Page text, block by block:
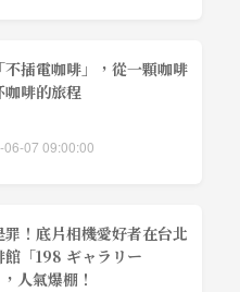
不插電咖啡」，從一顆咖啡
咖啡的旅程
06-07 09:00:00
罪！底片相機愛好者在台北
館「198 ギャラリー
人氣爆棚！